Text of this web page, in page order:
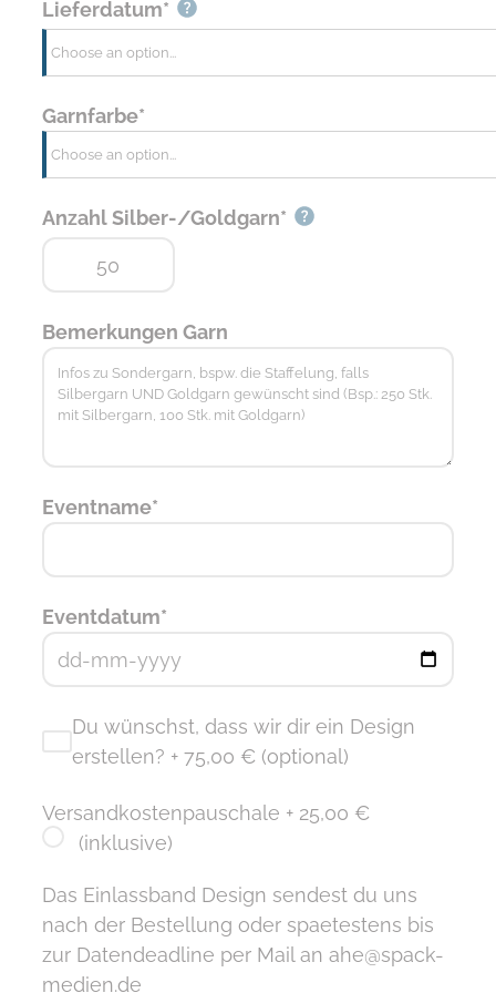
Lieferdatum*
Garnfarbe*
Anzahl Silber-/Goldgarn*
Bemerkungen Garn
Eventname*
Eventdatum*
Du wünschst, dass wir dir ein Design
erstellen? + 75,00 € (optional)
Versandkostenpauschale + 25,00 €
(inklusive)
Das Einlassband Design sendest du uns
nach der Bestellung oder spaetestens bis
zur Datendeadline per Mail an ahe@spack-
medien.de